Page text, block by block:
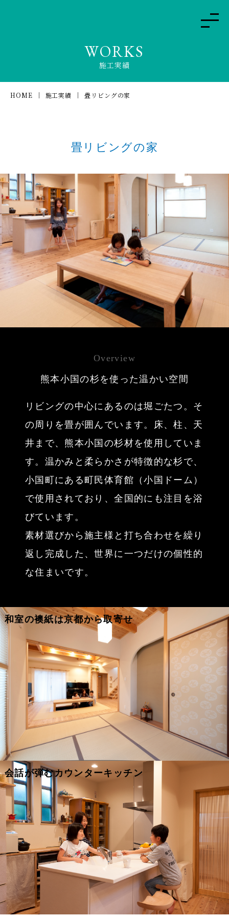
WORKS
施工実績
HOME 施工実績 畳リビングの家
畳リビングの家
Overview
熊本小国の杉を使った温かい空間
リビングの中心にあるのは堀ごたつ。そ
の周りを畳が囲んでいます。床、柱、天
井まで、熊本小国の杉材を使用していま
す。温かみと柔らかさが特徴的な杉で、
小国町にある町民体育館（小国ドーム）
で使用されており、全国的にも注目を浴
びています。
素材選びから施主様と打ち合わせを繰り
返し完成した、世界に一つだけの個性的
な住まいです。
和室の襖紙は京都から取寄せ
会話が弾むカウンターキッチン